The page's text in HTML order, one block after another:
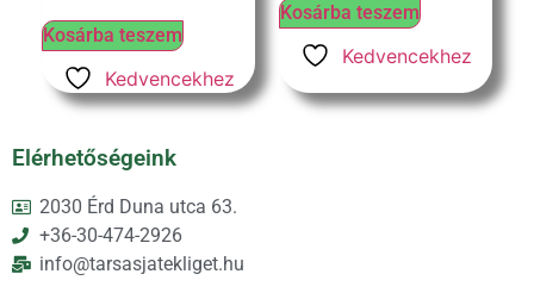
Kosárba teszem
Kedvencekhez
Kosárba teszem
Kedvencekhez
Elérhetőségeink
2030 Érd Duna utca 63.
+36-30-474-2926
info@tarsasjatekliget.hu